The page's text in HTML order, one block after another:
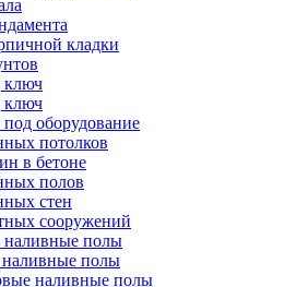
кладки
ключ
ключ
оборудование
потолков
в бетоне
полов
стен
сооружений
полы
полы
наливные полы